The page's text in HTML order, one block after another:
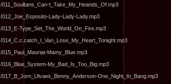
/011_Soultans_Can-t_Take_My_Heands_Of.mp3
/012_Joe_Esposito-Lady-Lady-Lady.mp3
/013_E-Type_Set_The_World_On_Fire.mp3
/014_C.c.catch_I_Van_Lose_My_Heart_Tonight.mp3
/015_Paul_Mauriat-Mamy_Blue.mp3
/016_Blue_System-My_Bad_Is_Too_Big.mp3
/017_B_Jorn_Ulvaes_Benny_Anderson-One_Night_In_Bang.mp3